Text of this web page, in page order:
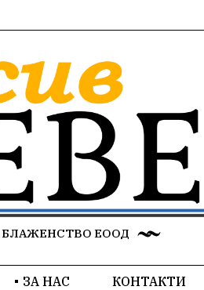
БЛАЖЕНСТВО ЕООД
ЗА НАС КОНТАКТИ